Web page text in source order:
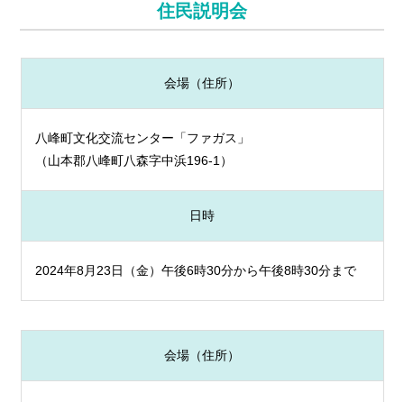
住民説明会
会場（住所）
八峰町文化交流センター「ファガス」
（山本郡八峰町八森字中浜196-1）
日時
2024年8月23日（金）午後6時30分から午後8時30分まで
会場（住所）